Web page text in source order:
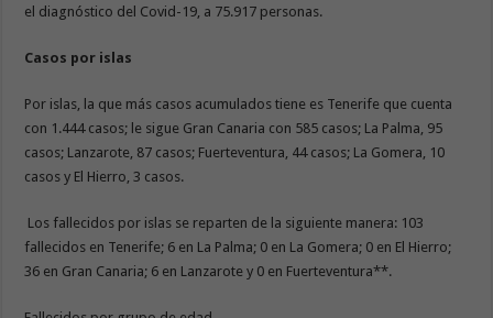
el diagnóstico del Covid-19, a 75.917 personas.
Casos por islas
Por islas, la que más casos acumulados tiene es Tenerife que cuenta
con 1.444 casos; le sigue Gran Canaria con 585 casos; La Palma, 95
casos; Lanzarote, 87 casos; Fuerteventura, 44 casos; La Gomera, 10
casos y El Hierro, 3 casos.
Los fallecidos por islas se reparten de la siguiente manera: 103
fallecidos en Tenerife; 6 en La Palma; 0 en La Gomera; 0 en El Hierro;
36 en Gran Canaria; 6 en Lanzarote y 0 en Fuerteventura**.